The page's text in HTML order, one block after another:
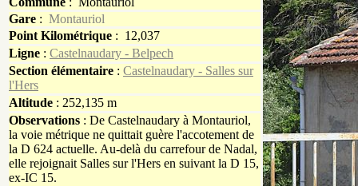
Gare : Montauriol
Point Kilométrique : 12,037
Ligne : Castelnaudary - Belpech
Section élémentaire : Castelnaudary - Salles sur
l'Hers
Altitude : 252,135 m
Observations : De Castelnaudary à Montauriol,
la voie métrique ne quittait guère l'accotement de
la D 624 actuelle. Au-delà du carrefour de Nadal,
elle rejoignait Salles sur l'Hers en suivant la D 15,
ex-IC 15.